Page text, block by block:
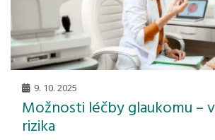
9. 10. 2025
Možnosti léčby glaukomu –
rizika